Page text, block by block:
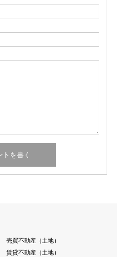
売買不動産（土地）
賃貸不動産（土地）